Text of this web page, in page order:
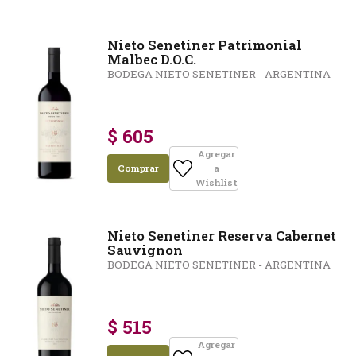
Nieto Senetiner Patrimonial
Malbec D.O.C.
BODEGA NIETO SENETINER - ARGENTINA
$ 605
Comprar
Agregar
a
Wishlist
Nieto Senetiner Reserva Cabernet
Sauvignon
BODEGA NIETO SENETINER - ARGENTINA
$ 515
Agregar